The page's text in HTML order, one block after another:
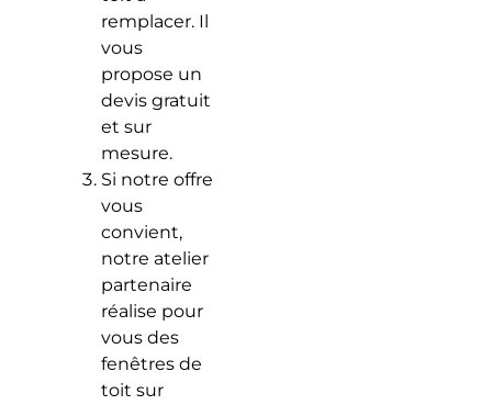
remplacer. Il
vous
propose un
devis gratuit
et sur
mesure.
Si notre offre
vous
convient,
notre atelier
partenaire
réalise pour
vous des
fenêtres de
toit sur